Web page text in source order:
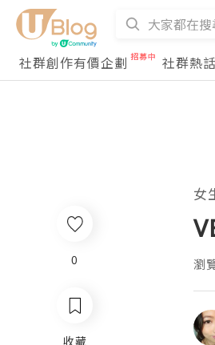
社群創作有價企劃
社群熱話
0
收藏
女
瀏